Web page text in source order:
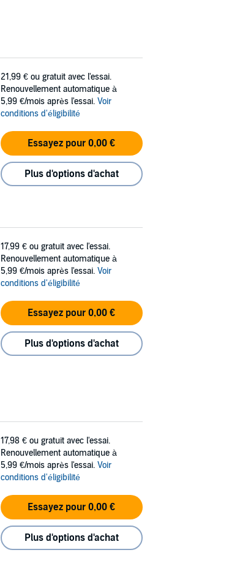
21,99 € ou gratuit avec l'essai.
Renouvellement automatique à
5,99 €/mois après l'essai. Voir
conditions d'éligibilité
Essayez pour 0,00 €
Plus d'options d'achat
17,99 € ou gratuit avec l'essai.
Renouvellement automatique à
5,99 €/mois après l'essai. Voir
conditions d'éligibilité
Essayez pour 0,00 €
Plus d'options d'achat
17,98 € ou gratuit avec l'essai.
Renouvellement automatique à
5,99 €/mois après l'essai. Voir
conditions d'éligibilité
Essayez pour 0,00 €
Plus d'options d'achat